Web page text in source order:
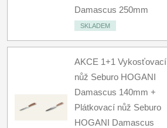
Damascus 250mm
SKLADEM
AKCE 1+1 Vykosťovací
nůž Seburo HOGANI
Damascus 140mm +
Plátkovací nůž Seburo
HOGANI Damascus